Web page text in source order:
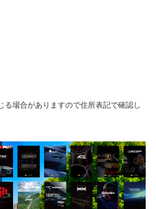
場合がありますので住所表記で確認し